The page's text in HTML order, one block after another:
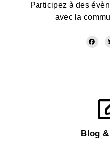
Participez à des
avec la
Blog